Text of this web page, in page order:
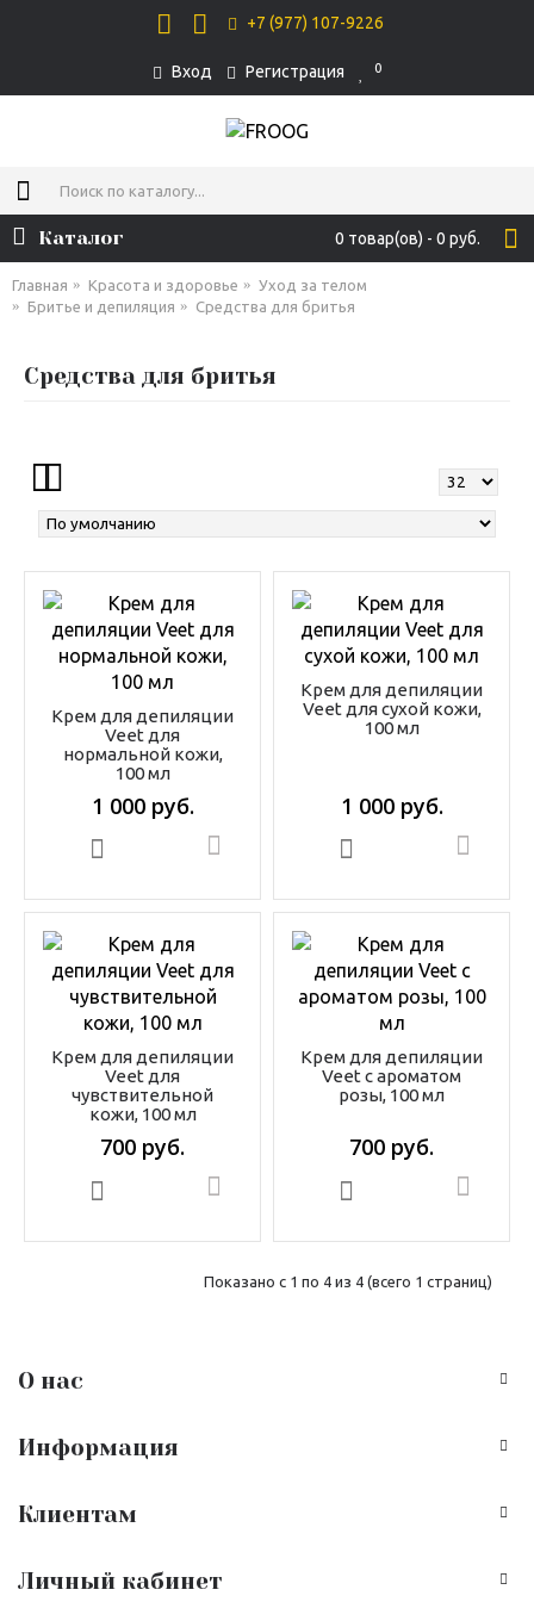
+7 (977) 107-9226
Вход Регистрация 0
0 товар(ов) - 0 руб.
Каталог
Главная Красота и здоровье
Уход за телом
Бритье и депиляция
Средства для бритья
Средства для бритья
Крем для депиляции
Veet для
нормальной кожи,
100 мл
1 000 руб.
Крем для депиляции
Veet для сухой кожи,
100 мл
1 000 руб.
Крем для депиляции
Veet для
чувствительной
кожи, 100 мл
700 руб.
Крем для депиляции
Veet с ароматом
розы, 100 мл
700 руб.
Показано с 1 по 4 из 4 (всего 1 страниц)
О нас
Информация
Клиентам
Личный кабинет